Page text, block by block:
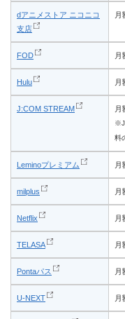
dアニメストア ニコニコ
支店
月
FOD 月
Hulu 月
J:COM STREAM 月
料
Leminoプレミアム 月
milplus 月
Netflix 月
TELASA 月
Pontaパス 月
U-NEXT 月